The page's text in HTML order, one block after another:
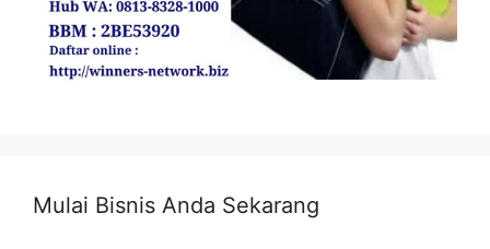
Mulai Bisnis Anda Sekarang